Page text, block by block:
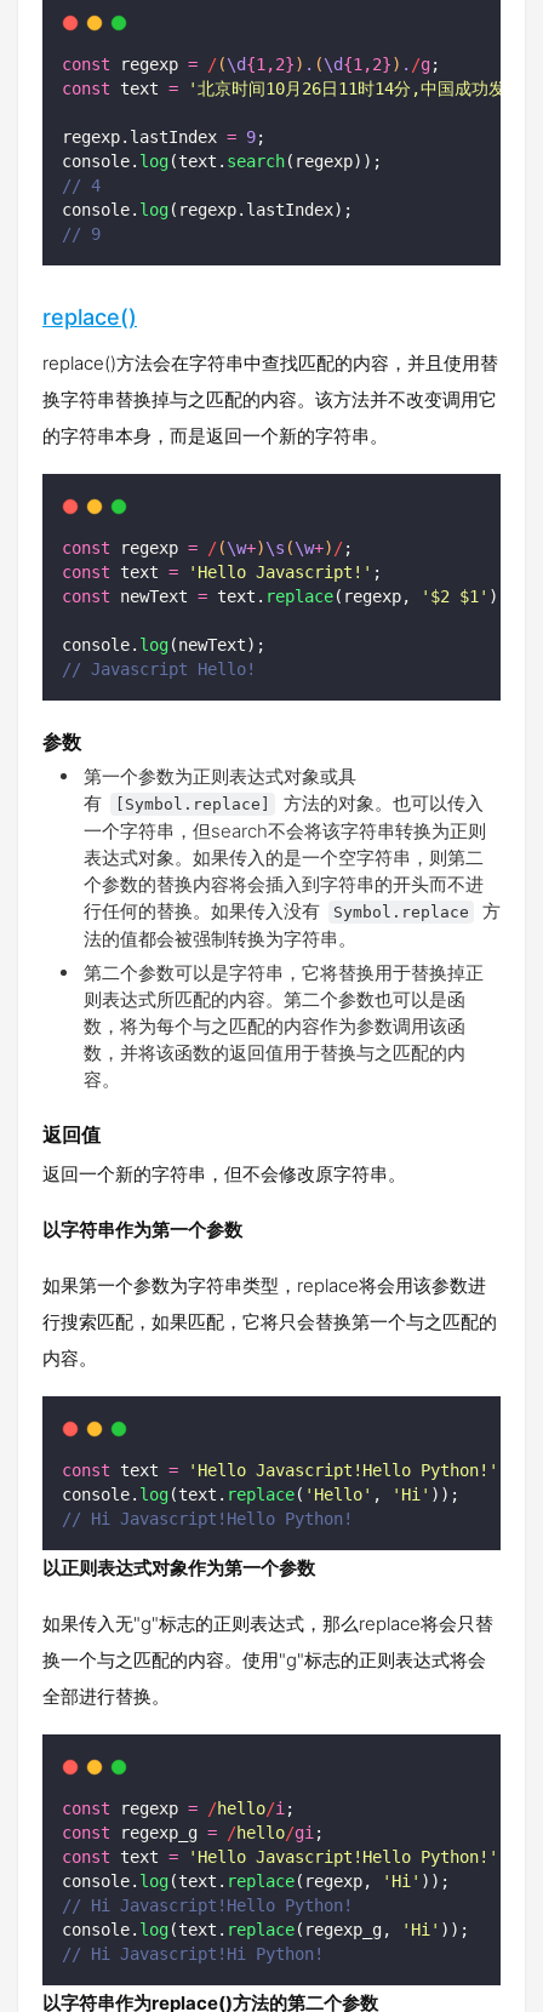
const regexp = /(\d{1,2}) . (\d{1,2}) . /g;
const text = '北京时间10月26日11时14分,中国成功发射
regexp.lastIndex = 9;
console. log(text. search(regexp));
// 4
console. log(regexp.lastIndex);
// 9
replace()
replace()方法会在字符串中查找匹配的内容，并且使用替
换字符串替换掉与之匹配的内容。该方法并不改变调用它
的字符串本身，而是返回一个新的字符串。
const regexp = /(\w+)\s (\w+) /;
const text = ' Hello Javascript! ' ;
const newText = text. replace(regexp, ' $2 $1 ' );
console. log(newText);
// Javascript Hello!
参数
第一个参数为正则表达式对象或具
有
[Symbol.replace]
方法的对象。也可以传入
一个字符串，但search不会将该字符串转换为正则
表达式对象。如果传入的是一个空字符串，则第二
个参数的替换内容将会插入到字符串的开头而不进
行任何的替换。如果传入没有
Symbol.replace
方
法的值都会被强制转换为字符串。
第二个参数可以是字符串，它将替换用于替换掉正
则表达式所匹配的内容。第二个参数也可以是函
数，将为每个与之匹配的内容作为参数调用该函
数，并将该函数的返回值用于替换与之匹配的内
容。
返回值
返回一个新的字符串，但不会修改原字符串。
以字符串作为第一个参数
如果第一个参数为字符串类型，replace将会用该参数进
行搜索匹配，如果匹配，它将只会替换第一个与之匹配的
内容。
const text = ' Hello Javascript!Hello Python! '
console. log(text. replace( ' Hello' , ' Hi ' ));
// Hi Javascript!Hello Python!
以正则表达式对象作为第一个参数
如果传入无"g"标志的正则表达式，那么replace将会只替
换一个与之匹配的内容。使用"g"标志的正则表达式将会
全部进行替换。
const regexp = /hello/i ;
const regexp_g = /hello/gi ;
const text = ' Hello Javascript!Hello Python! '
console. log(text. replace(regexp, ' Hi ' ));
// Hi Javascript!Hello Python!
console. log(text. replace(regexp_g, ' Hi ' ));
// Hi Javascript!Hi Python!
以字符串作为replace()方法的第二个参数